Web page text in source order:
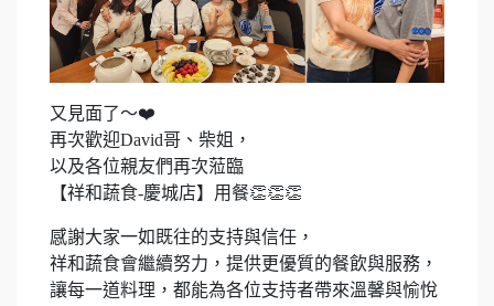
又見面了～❤️
再次歡迎David哥、柴姐，
以及各位親友們再次蒞臨
【祥和蔬食-慶城店】用餐👏👏👏
感謝大家一如既往的支持與信任，
祥和蔬食會繼續努力，提供更優質的餐飲與服務，
讓每一道料理，都能為各位支持者帶來溫馨與愉悅